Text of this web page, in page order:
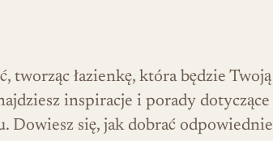
tworząc łazienkę, która będzie Twoją
inspiracje i porady dotyczące
Dowiesz się, jak dobrać odpowiednie